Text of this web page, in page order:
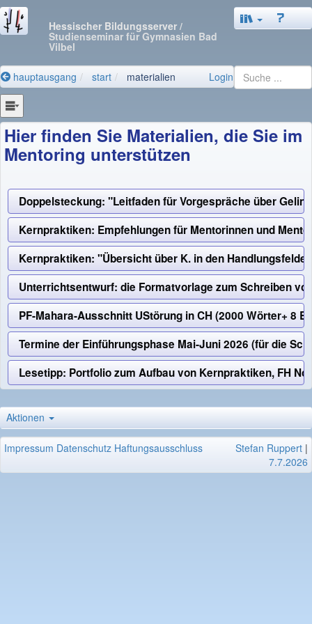
Hessischer Bildungsserver /
Studienseminar für Gymnasien Bad
Vilbel
hauptausgang start materialien Login
Hier finden Sie Materialien, die Sie im
Mentoring unterstützen
Doppelsteckung: "Leitfaden für Vorgespräche über
Kernpraktiken: Empfehlungen für Mentorinnen und
Kernpraktiken: "Übersicht über K. in den
Unterrichtsentwurf: die Formatvorlage zum Schreiben
PF-Mahara-Ausschnitt UStörung in CH (2000 Wörter+ 8
Termine der Einführungsphase Mai-Juni 2026 (für die
Lesetipp: Portfolio zum Aufbau von Kernpraktiken, FH
Aktionen
Impressum Datenschutz Haftungsausschluss Stefan Ruppert |
7.7.2026